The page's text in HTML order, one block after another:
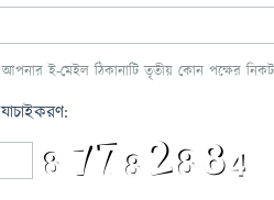
ই-মেইল ঠিকানাটি তৃতীয় কোন পক্ষের নিকট